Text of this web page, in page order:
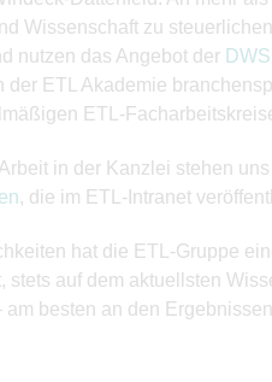
Wissenschaft zu
nutzen das Angebot der
der ETL Akademie
ETL-
in der Kanzlei stehen
, die im ETL-Intranet
hat die ETL-Gruppe
stets auf dem aktuellsten
am besten an den